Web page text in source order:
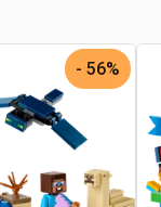
56% -